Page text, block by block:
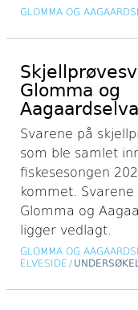
GLOMMA OG
Glomma og
Svarene på
som ble samlet
fiskesesongen
kommet.
Glomma og
ligger vedlagt.
GLOMMA OG
ELVESIDE /